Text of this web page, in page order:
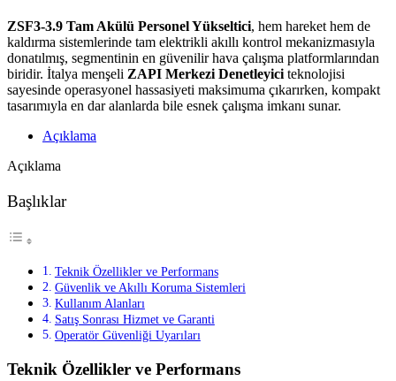
ZSF3-3.9 Tam Akülü Personel Yükseltici, hem hareket hem de
kaldırma sistemlerinde tam elektrikli akıllı kontrol mekanizmasıyla
donatılmış, segmentinin en güvenilir hava çalışma platformlarından
biridir. İtalya menşeli ZAPI Merkezi Denetleyiciteknolojisi
sayesinde operasyonel hassasiyeti maksimuma çıkarırken, kompakt
tasarımıyla en dar alanlarda bile esnek çalışma imkanı sunar.
Açıklama
Açıklama
Başlıklar
Teknik Özellikler ve Performans
Güvenlik ve Akıllı Koruma Sistemleri
Kullanım Alanları
Satış Sonrası Hizmet ve Garanti
Operatör Güvenliği Uyarıları
Teknik Özellikler ve Performans